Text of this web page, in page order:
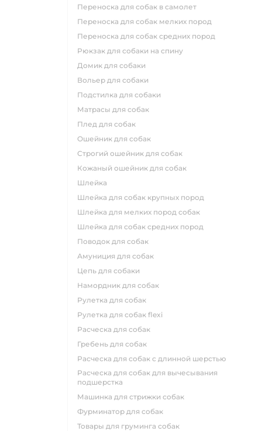
переноска для собак в самолет
переноска для собак мелких пород
переноска для собак средних пород
рюкзак для собаки на спину
домик для собаки
вольер для собаки
подстилка для собаки
матрасы для собак
плед для собак
ошейник для собак
строгий ошейник для собак
кожаный ошейник для собак
шлейка
шлейка для собак крупных пород
шлейка для мелких пород собак
шлейка для собак средних пород
поводок для собак
амуниция для собак
цепь для собаки
намордник для собак
рулетка для собак
рулетка для собак flexi
расческа для собак
гребень для собак
расческа для собак с длинной шерстью
расческа для собак для вычесывания
подшерстка
машинка для стрижки собак
фурминатор для собак
товары для груминга собак